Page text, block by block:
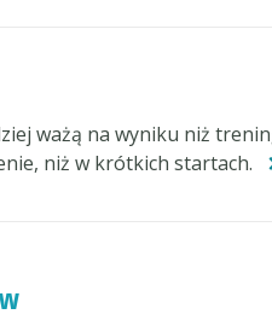
ważą na wyniku niż
niż w krótkich startach.